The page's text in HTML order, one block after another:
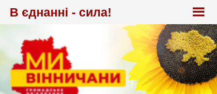
В єднанні - сила!